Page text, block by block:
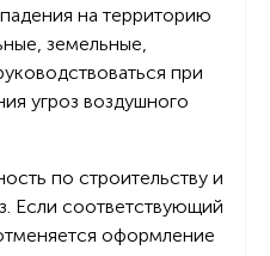
на территорию
земельные,
при
угроз воздушного
по строительству и
Если соответствующий
оформление